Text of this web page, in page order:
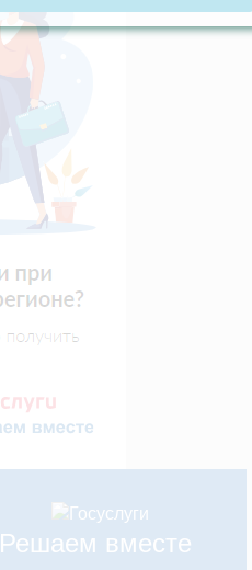
Решаем вместе